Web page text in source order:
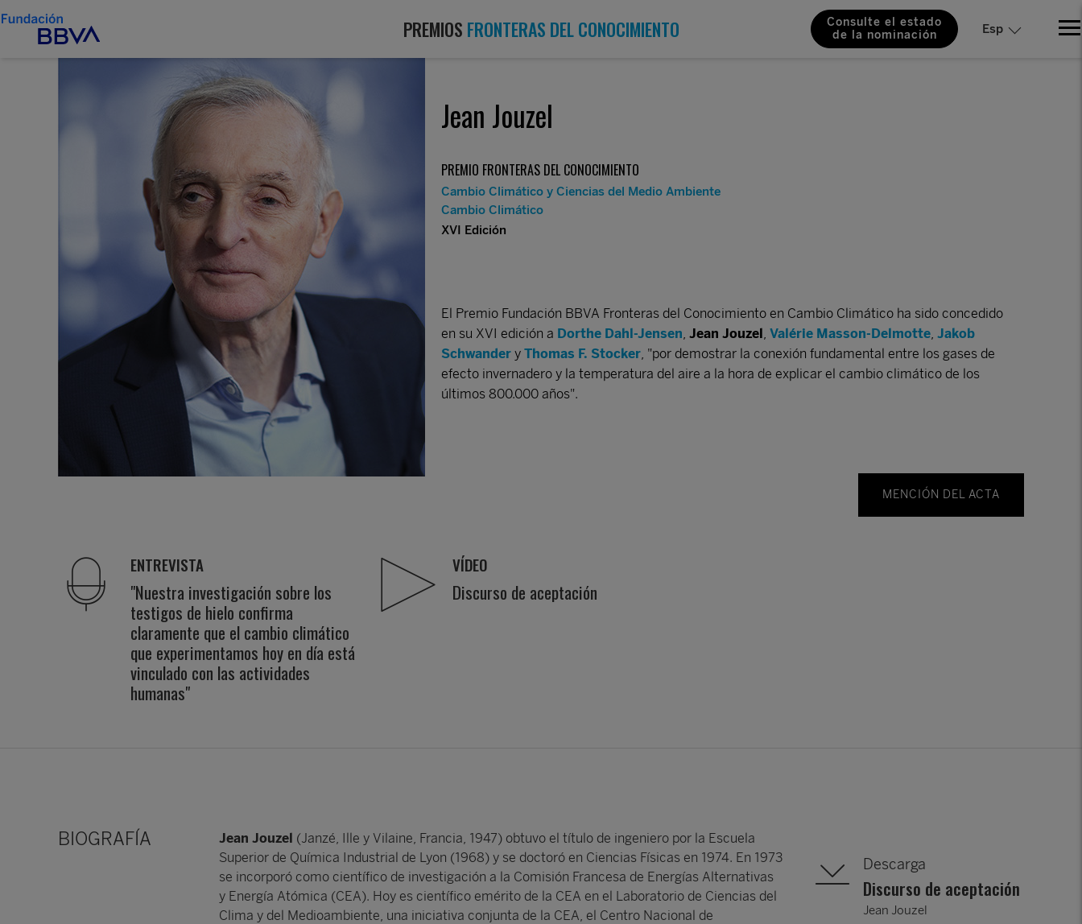
PREMIOS FRONTERAS DEL CONOCIMIENTO
Consulte el estado
de la nominación
Esp
Jean Jouzel
PREMIO FRONTERAS DEL CONOCIMIENTO
Cambio Climático y Ciencias del Medio Ambiente
Cambio Climático
XVI Edición
El Premio Fundación BBVA Fronteras del Conocimiento en Cambio Climático ha sido concedido
en su XVI edición a Dorthe Dahl-Jensen, Jean Jouzel, Valérie Masson-Delmotte, Jakob
Schwander y Thomas F. Stocker, "por demostrar la conexión fundamental entre los gases de
efecto invernadero y la temperatura del aire a la hora de explicar el cambio climático de los
últimos 800.000 años".
MENCIÓN DEL ACTA
ENTREVISTA
"Nuestra investigación sobre los
testigos de hielo confirma
claramente que el cambio climático
que experimentamos hoy en día está
vinculado con las actividades
humanas"
VÍDEO
Discurso de aceptación
BIOGRAFÍA
Descarga
Discurso de aceptación
Jean Jouzel
Jean Jouzel (Janzé, Ille y Vilaine, Francia, 1947) obtuvo el título de ingeniero por la Escuela
Superior de Química Industrial de Lyon (1968) y se doctoró en Ciencias Físicas en 1974. En 1973
se incorporó como científico de investigación a la Comisión Francesa de Energías Alternativas
y Energía Atómica (CEA). Hoy es científico emérito de la CEA en el Laboratorio de Ciencias del
Clima y del Medioambiente, una iniciativa conjunta de la CEA, el Centro Nacional de